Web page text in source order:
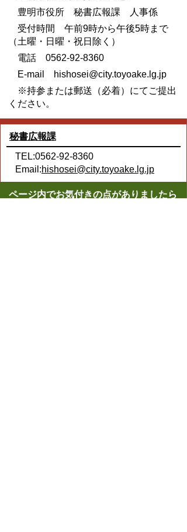
豊明市役所 秘書広報課 人事係
受付時間 午前9時から午後5時まで
（土曜・日曜・祝日除く）
電話 0562-92-8360
E-mail hishosei@city.toyoake.lg.jp
※持参または郵送（必着）にてご提出
ください。
秘書広報課
TEL:0562-92-8360
Email:hishosei@city.toyoake.lg.jp
ページ内でお気付きの点がありましたら